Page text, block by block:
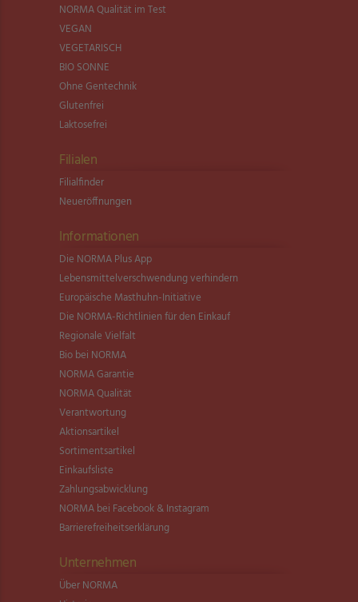
NORMA Qualität im Test
VEGAN
VEGETARISCH
BIO SONNE
Ohne Gentechnik
Glutenfrei
Laktosefrei
Filialen
Filialfinder
Neueröffnungen
Informationen
Die NORMA Plus App
Lebensmittel­verschwendung verhindern
Europäische Masthuhn-Initiative
Die NORMA-Richtlinien für den Einkauf
Regionale Vielfalt
Bio bei NORMA
NORMA Garantie
NORMA Qualität
Verantwortung
Aktionsartikel
Sortimentsartikel
Einkaufsliste
Zahlungsabwicklung
NORMA bei Facebook & Instagram
Barrierefreiheitserklärung
Unternehmen
Über NORMA